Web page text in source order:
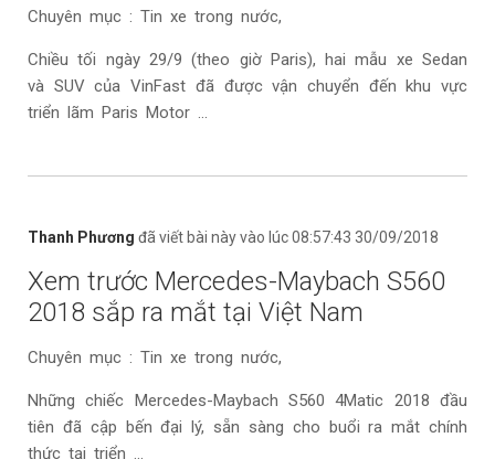
Chuyên mục : Tin xe trong nước,
Chiều tối ngày 29/9 (theo giờ Paris), hai mẫu xe Sedan
và SUV của VinFast đã được vận chuyển đến khu vực
triển lãm Paris Motor ...
Thanh Phương đã viết bài này vào lúc 08:57:43 30/09/2018
Xem trước Mercedes-Maybach S560
2018 sắp ra mắt tại Việt Nam
Chuyên mục : Tin xe trong nước,
Những chiếc Mercedes-Maybach S560 4Matic 2018 đầu
tiên đã cập bến đại lý, sẵn sàng cho buổi ra mắt chính
thức tại triển ...